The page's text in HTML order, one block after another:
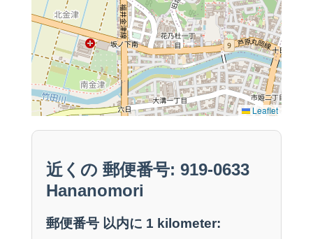
Leaflet
近くの 郵便番号: 919-0633
Hananomori
郵便番号 以内に 1 kilometer: